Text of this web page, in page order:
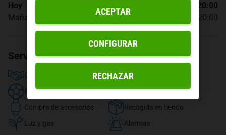
Hoy
10:00 - 13:30, 17:00 - 20:00
Mañana
10:00 - 13:30, 17:00 - 20:00
Servicios disponibles
Contratar fibra y móvil
TV y streaming
Fútbol
Compra de dispositivos
Compra de accesorios
Recogida en tienda
Luz y gas
Alarmas
RECHAZAR
ACEPTAR
CONFIGURAR